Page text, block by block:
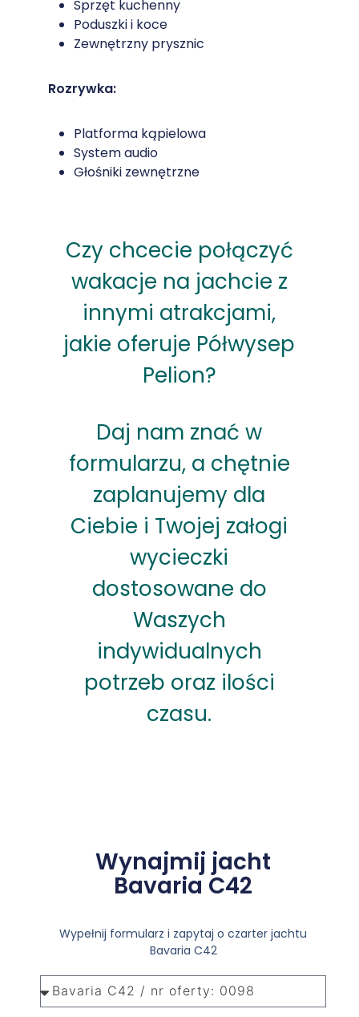
Sprzęt kuchenny
Poduszki i koce
Zewnętrzny prysznic
Rozrywka:
Platforma kąpielowa
System audio
Głośniki zewnętrzne
Czy chcecie połączyć
wakacje na jachcie z
innymi atrakcjami,
jakie oferuje Półwysep
Pelion?
Daj nam znać w
formularzu, a chętnie
zaplanujemy dla
Ciebie i Twojej załogi
wycieczki
dostosowane do
Waszych
indywidualnych
potrzeb oraz ilości
czasu.
Wynajmij jacht
Bavaria C42
Wypełnij formularz i zapytaj o czarter jachtu
Bavaria C42